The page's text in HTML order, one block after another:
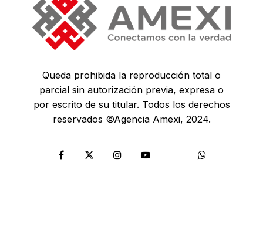
Queda prohibida la reproducción total o
parcial sin autorización previa, expresa o
por escrito de su titular. Todos los derechos
reservados ©Agencia Amexi, 2024.